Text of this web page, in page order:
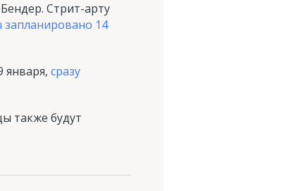
Стрит-арту
запланировано 14
сразу
также будут